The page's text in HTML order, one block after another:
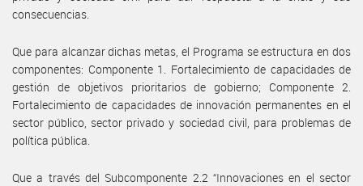
consecuencias.
Que para alcanzar dichas metas, el Programa se estructura en dos
componentes: Componente 1. Fortalecimiento de capacidades de
gestión de objetivos prioritarios de gobierno; Componente 2.
Fortalecimiento de capacidades de innovación permanentes en el
sector público, sector privado y sociedad civil, para problemas de
política pública.
Que a través del Subcomponente 2.2 “Innovaciones en el sector